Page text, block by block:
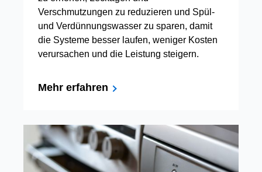
Verschmutzungen zu reduzieren und Spül-
und Verdünnungswasser zu sparen, damit
die Systeme besser laufen, weniger Kosten
verursachen und die Leistung steigern.
Mehr erfahren